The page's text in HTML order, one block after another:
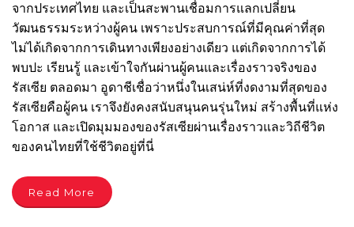
จากประเทศไทย และเป็นสะพานเชื่อมการแลกเปลี่ยน
วัฒนธรรมระหว่างผู้คน เพราะประสบการณ์ที่มีคุณค่าที่สุด
ไม่ได้เกิดจากการเดินทางเพียงอย่างเดียว แต่เกิดจากการได้
พบปะ เรียนรู้ และเข้าใจกันผ่านผู้คนและเรื่องราวจริงของ
รัสเซีย ตลอดมา อูดาชีเชื่อว่าหนึ่งในเสน่ห์ที่งดงามที่สุดของ
รัสเซียคือผู้คน เราจึงยังคงสนับสนุนคนรุ่นใหม่ สร้างพื้นที่แห่ง
โอกาส และเปิดมุมมองของรัสเซียผ่านเรื่องราวและวิถีชีวิต
ของคนไทยที่ใช้ชีวิตอยู่ที่นี่
Read More